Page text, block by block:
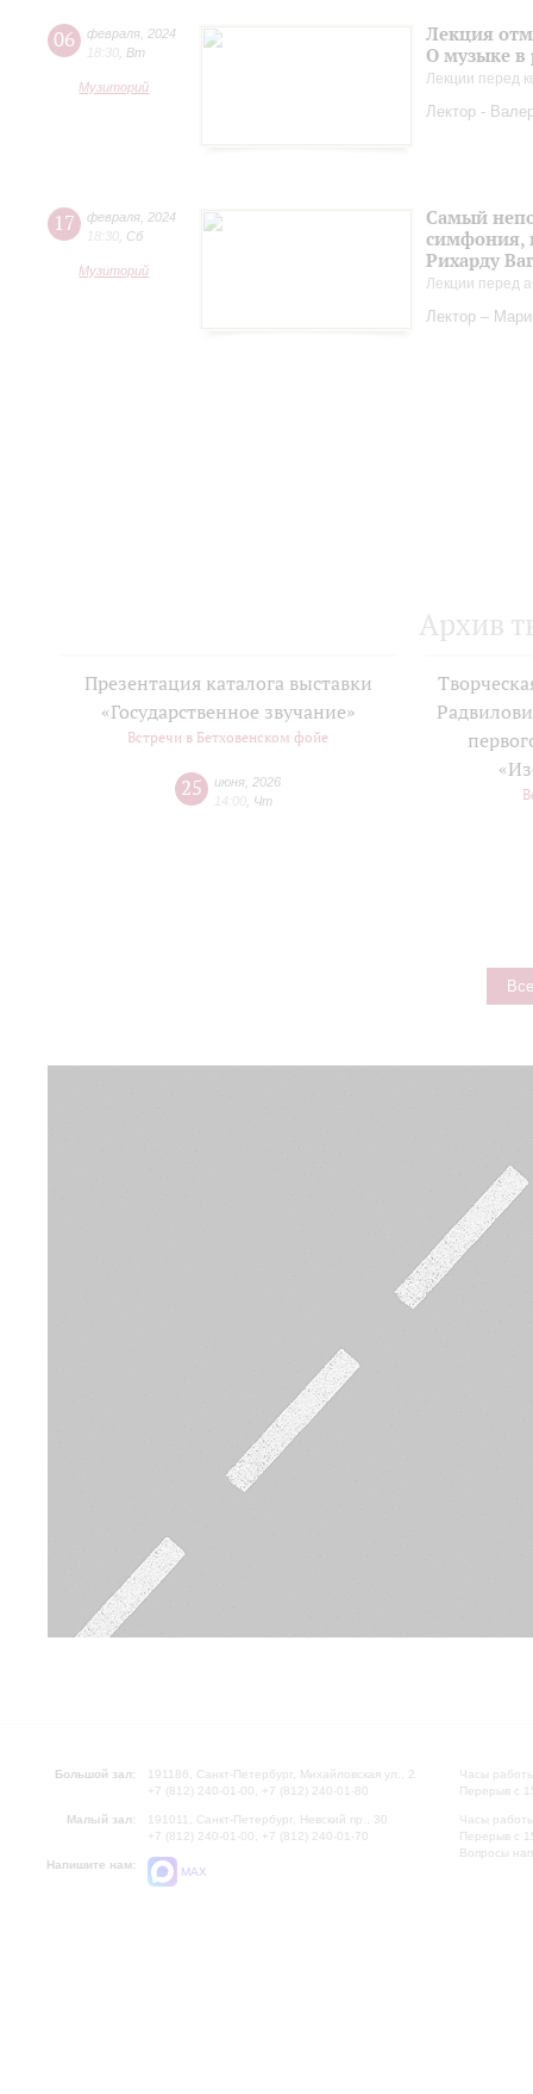
06 февраля 2024
18:30 Вт
Музиторий
Лекция
О музыке в
Лекции перед
Лектор -
17 февраля 2024
18:30 Сб
Музиторий
Самый
симфония,
Рихарду
Лекции перед
Лектор –
Архив
Презентация каталога выставки
«Государственное звучание»
Встречи в Бетховенском фойе
25 июня 2026
14:00 Чт
Большой зал:
191186, Санкт-Петербург, Михайловская ул., 2
+7 (812) 240-01-00, +7 (812) 240-01-80
Малый зал:
191011, Санкт-Петербург, Невский пр., 30
+7 (812) 240-01-00, +7 (812) 240-01-70
Напишите нам:
MAX
Часы
Перерыв с
Часы
Перерыв с
Вопросы